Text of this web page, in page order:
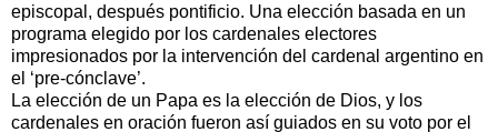
episcopal, después pontificio. Una elección basada en un
programa elegido por los cardenales electores
impresionados por la intervención del cardenal argentino en
el ‘pre-cónclave’.
La elección de un Papa es la elección de Dios, y los
cardenales en oración fueron así guiados en su voto por el